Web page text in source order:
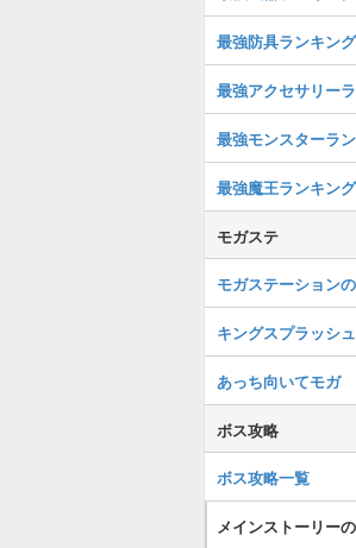
最強防具ランキング
最強アクセサリー
最強モンスターラ
最強魔王ランキング
モガステ
モガステーション
キングスプラッシュ
あっち向いてモガ
ボス攻略
ボス攻略一覧
メインストーリー